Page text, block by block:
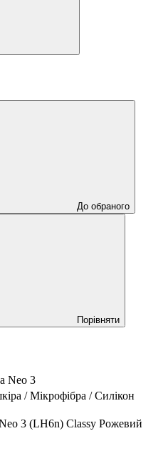
До обраного
Порівняти
Neo 3
/ Мікрофібра / Силікон
3 (LH6n) Classy Рожевий